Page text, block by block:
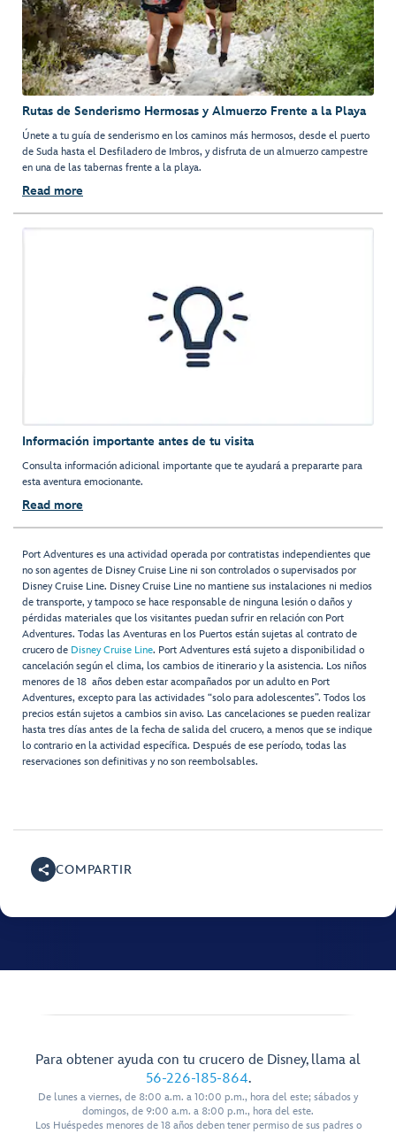
Rutas de Senderismo Hermosas y Almuerzo Frente a la Playa
Únete a tu guía de senderismo en los caminos más hermosos, desde el puerto
de Suda hasta el Desfiladero de Imbros, y disfruta de un almuerzo campestre
en una de las tabernas frente a la playa.
Read more
Información importante antes de tu visita
Consulta información adicional importante que te ayudará a prepararte para
esta aventura emocionante.
Read more
Port Adventures es una actividad operada por contratistas independientes que
no son agentes de Disney Cruise Line ni son controlados o supervisados por
Disney Cruise Line. Disney Cruise Line no mantiene sus instalaciones ni medios
de transporte, y tampoco se hace responsable de ninguna lesión o daños y
pérdidas materiales que los visitantes puedan sufrir en relación con Port
Adventures. Todas las Aventuras en los Puertos están sujetas al contrato de
crucero de Disney Cruise Line. Port Adventures está sujeto a disponibilidad o
cancelación según el clima, los cambios de itinerario y la asistencia. Los niños
menores de 18 años deben estar acompañados por un adulto en Port
Adventures, excepto para las actividades “solo para adolescentes”. Todos los
precios están sujetos a cambios sin aviso. Las cancelaciones se pueden realizar
hasta tres días antes de la fecha de salida del crucero, a menos que se indique
lo contrario en la actividad específica. Después de ese período, todas las
reservaciones son definitivas y no son reembolsables.
COMPARTIR
Para obtener ayuda con tu crucero de Disney, llama al
56-226-185-864.
De lunes a viernes, de 8:00 a.m. a 10:00 p.m., hora del este; sábados y
domingos, de 9:00 a.m. a 8:00 p.m., hora del este.
Los Huéspedes menores de 18 años deben tener permiso de sus padres o